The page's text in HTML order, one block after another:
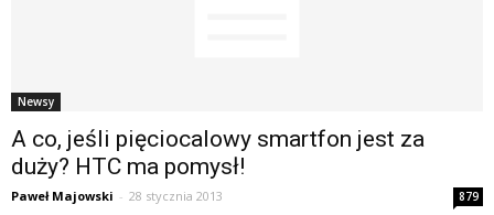
Newsy
A co, jeśli pięciocalowy smartfon jest za
duży? HTC ma pomysł!
Paweł Majowski - 28 stycznia 2013 879